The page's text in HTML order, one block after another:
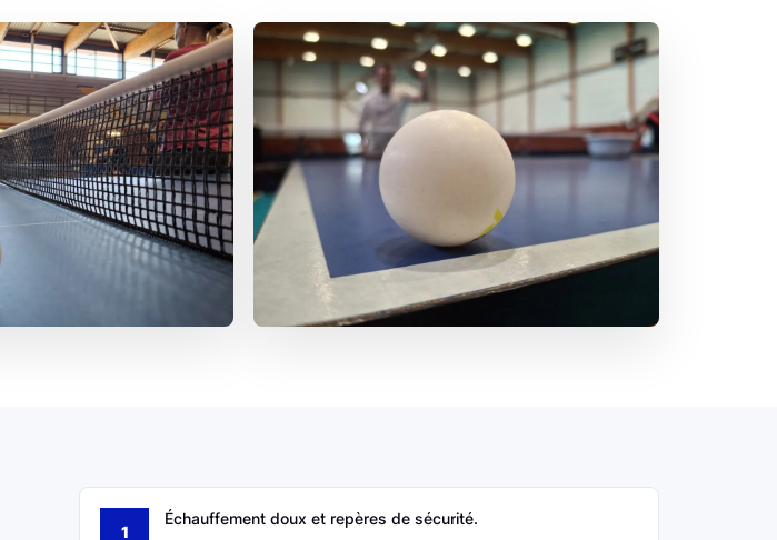
Échauffement doux et repères de sécurité.